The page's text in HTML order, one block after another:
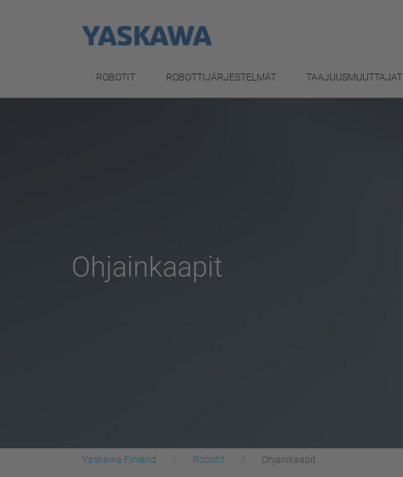
ROBOTIT ROBOTTIJÄRJESTELMÄT TAAJUUSMUUTTAJAT
Ohjainkaapit
Yaskawa Finland Robotit Ohjainkaapit